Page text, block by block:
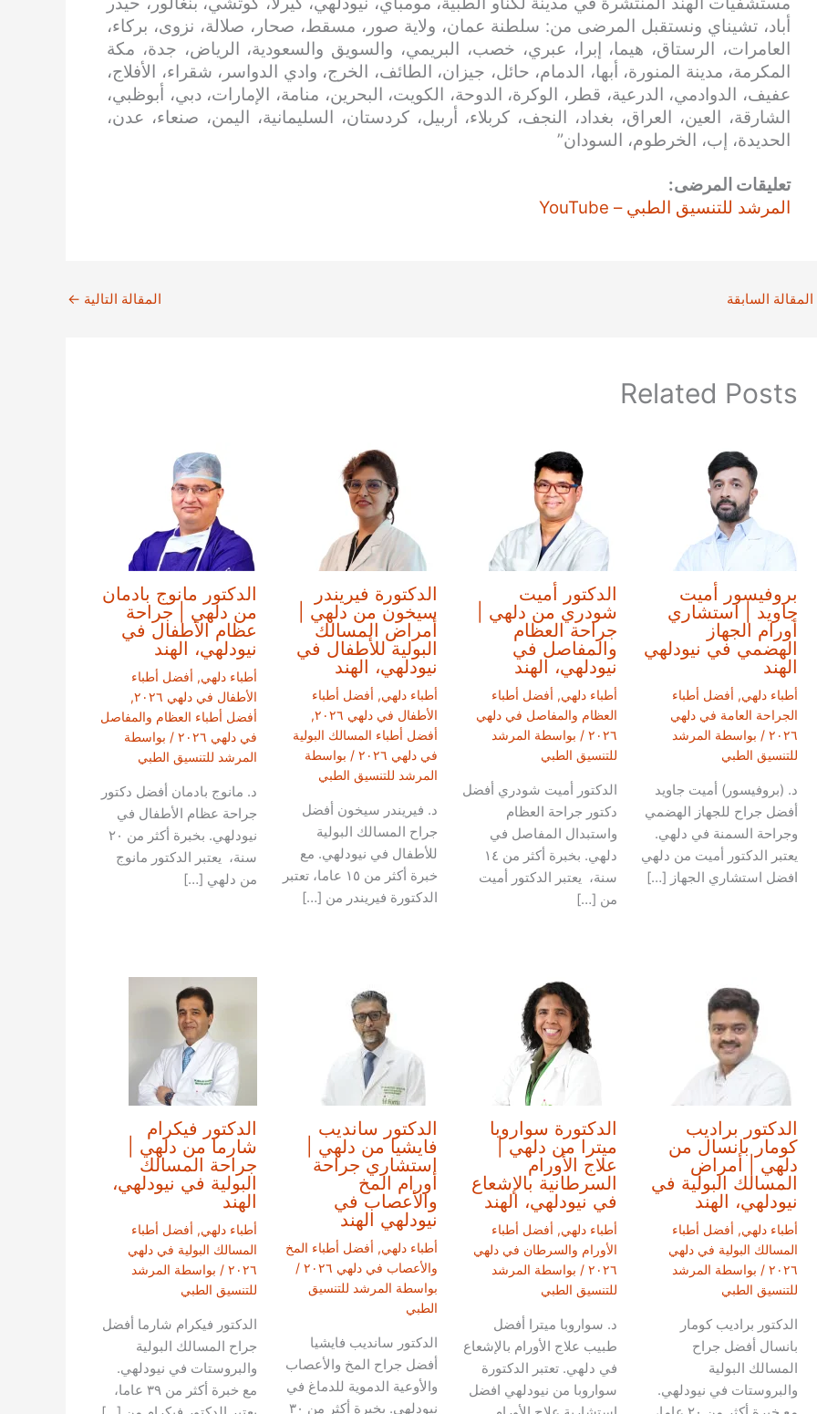
أباد، تشيناي ونستقبل المرضى من: سلطنة عمان، ولاية صور، مسقط، صحار، صلالة، نزوى، بركاء،
العامرات، الرستاق، هيما، إبرا، عبري، خصب، البريمي، والسويق والسعودية، الرياض، جدة، مكة
المكرمة، مدينة المنورة، أبها، الدمام، حائل، جيزان، الطائف، الخرج، وادي الدواسر، شقراء، الأفلاج،
عفيف، الدوادمي، الدرعية، قطر، الوكرة، الدوحة، الكويت، البحرين، منامة، الإمارات، دبي، أبوظبي،
الشارقة، العين، العراق، بغداد، النجف، كربلاء، أربيل، كردستان، السليمانية، اليمن، صنعاء، عدن،
الحديدة، إب، الخرطوم، السودان”
تعليقات المرضى:
المرشد للتنسيق الطبي – YouTube
المقالة السابقة المقالة التالية ←
Related Posts
بروفيسور أميت
جاويد | استشاري
أورام الجهاز
الهضمي في نيودلهي
الهند
أطباء دلهي, أفضل أطباء
الجراحة العامة في دلهي
٢٠٢٦ / بواسطة المرشد
للتنسيق الطبي
د. (بروفيسور) أميت جاويد
أفضل جراح للجهاز الهضمي
وجراحة السمنة في دلهي.
يعتبر الدكتور أميت من دلهي
افضل استشاري الجهاز […]
الدكتور أميت
شودري من دلهي |
جراحة العظام
والمفاصل في
نيودلهي، الهند
أطباء دلهي, أفضل أطباء
العظام والمفاصل في دلهي
٢٠٢٦ / بواسطة المرشد
للتنسيق الطبي
الدكتور أميت شودري أفضل
دكتور جراحة العظام
واستبدال المفاصل في
دلهي. بخبرة أكثر من ١٤
سنة، يعتبر الدكتور أميت
من […]
الدكتورة فيريندر
سيخون من دلهي |
أمراض المسالك
البولية للأطفال في
نيودلهي، الهند
أطباء دلهي, أفضل أطباء
الأطفال في دلهي ٢٠٢٦
,
أفضل أطباء المسالك البولية
في دلهي ٢٠٢٦
/ بواسطة
المرشد للتنسيق الطبي
د. فيريندر سيخون أفضل
جراح المسالك البولية
للأطفال في نيودلهي. مع
خبرة أكثر من ١٥ عاما، تعتبر
الدكتورة فيريندر من […]
الدكتور مانوج بادمان
من دلهي | جراحة
عظام الأطفال في
نيودلهي، الهند
أطباء دلهي, أفضل أطباء
الأطفال في دلهي ٢٠٢٦
,
أفضل أطباء العظام والمفاصل
في دلهي ٢٠٢٦
/ بواسطة
المرشد للتنسيق الطبي
د. مانوج بادمان أفضل دكتور
جراحة عظام الأطفال في
نيودلهي. بخبرة أكثر من ٢٠
سنة، يعتبر الدكتور مانوج
من دلهي […]
الدكتور براديب
كومار بانسال من
دلهي | أمراض
المسالك البولية في
نيودلهي، الهند
أطباء دلهي, أفضل أطباء
المسالك البولية في دلهي
٢٠٢٦ / بواسطة المرشد
للتنسيق الطبي
الدكتور براديب كومار
بانسال أفضل جراح
المسالك البولية
والبروستات في نيودلهي.
الدكتورة سواروبا
ميترا من دلهي |
علاج الأورام
السرطانية بالإشعاع
في نيودلهي، الهند
أطباء دلهي, أفضل أطباء
الأورام والسرطان في دلهي
٢٠٢٦ / بواسطة المرشد
للتنسيق الطبي
د. سواروبا ميترا أفضل
طبيب علاج الأورام بالإشعاع
في دلهي. تعتبر الدكتورة
سواروبا من نيودلهي افضل
الدكتور سانديب
فايشيا من دلهي |
استشاري جراحة
أورام المخ
والأعصاب في
نيودلهي الهند
أطباء دلهي, أفضل أطباء المخ
والأعصاب في دلهي ٢٠٢٦
/
بواسطة المرشد للتنسيق
الطبي
الدكتور سانديب فايشيا
أفضل جراح المخ والأعصاب
والأوعية الدموية للدماغ في
نيودلهي. بخبرة أكثر من ٣٠
الدكتور فيكرام
شارما من دلهي |
جراحة المسالك
البولية في نيودلهي،
الهند
أطباء دلهي, أفضل أطباء
المسالك البولية في دلهي
٢٠٢٦ / بواسطة المرشد
للتنسيق الطبي
الدكتور فيكرام شارما أفضل
جراح المسالك البولية
والبروستات في نيودلهي.
مع خبرة أكثر من ٣٩ عاما،